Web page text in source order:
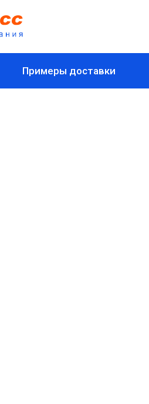
Примеры доставки